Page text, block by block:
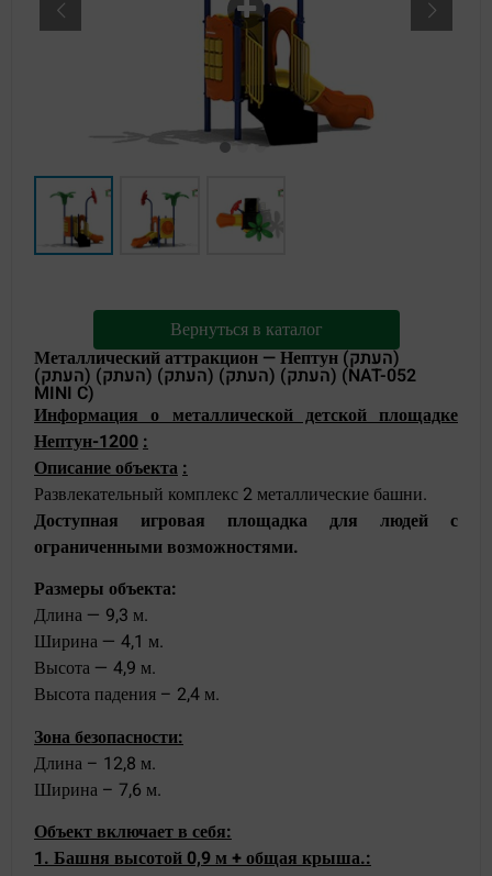
Вернуться в каталог
Металлический аттракцион — Нептун (העתק)
(העתק) (העתק) (העתק) (העתק) (העתק) (NAT-052
MINI C)
Информация о металлической детской площадке
Нептун-1200:
Описание объекта:
Развлекательный комплекс 2 металлические башни.
Доступная игровая площадка для людей с
ограниченными возможностями.
Размеры объекта:
Длина — 9,3 м.
Ширина — 4,1 м.
Высота — 4,9 м.
Высота падения – 2,4 м.
Зона безопасности:
Длина – 12,8 м.
Ширина – 7,6 м.
Объект включает в себя:
1. Башня высотой 0,9 м + общая крыша.: